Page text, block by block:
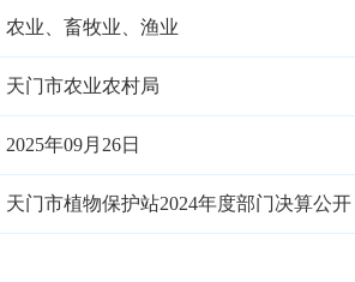
农业、畜牧业、渔业
天门市农业农村局
2025年09月26日
天门市植物保护站2024年度部门决算公开